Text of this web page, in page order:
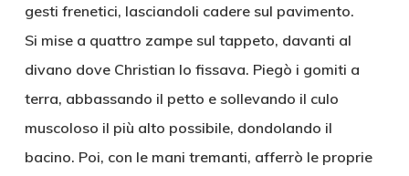
gesti frenetici, lasciandoli cadere sul pavimento.
Si mise a quattro zampe sul tappeto, davanti al
divano dove Christian lo fissava. Piegò i gomiti a
terra, abbassando il petto e sollevando il culo
muscoloso il più alto possibile, dondolando il
bacino. Poi, con le mani tremanti, afferrò le proprie